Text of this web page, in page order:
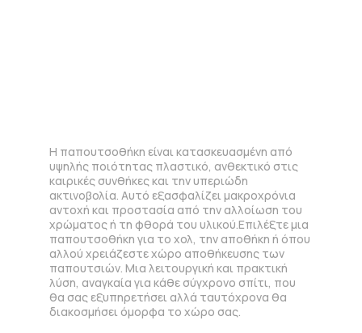
Η παπουτσοθήκη είναι κατασκευασμένη από
υψηλής ποιότητας πλαστικό, ανθεκτικό στις
καιρικές συνθήκες και την υπεριώδη
ακτινοβολία. Αυτό εξασφαλίζει μακροχρόνια
αντοχή και προστασία από την αλλοίωση του
χρώματος ή τη φθορά του υλικού.Επιλέξτε μια
παπουτσοθήκη για το χολ, την αποθήκη ή όπου
αλλού χρειάζεστε χώρο αποθήκευσης των
παπουτσιών. Μια λειτουργική και πρακτική
λύση, αναγκαία για κάθε σύγχρονο σπίτι, που
θα σας εξυπηρετήσει αλλά ταυτόχρονα θα
διακοσμήσει όμορφα το χώρο σας.